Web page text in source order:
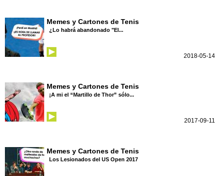
Memes y Cartones de Tenis
¿Lo habrá abandonado "El...
2018-05-14
Memes y Cartones de Tenis
¡A mi el “Martillo de Thor” sólo...
2017-09-11
Memes y Cartones de Tenis
Los Lesionados del US Open 2017